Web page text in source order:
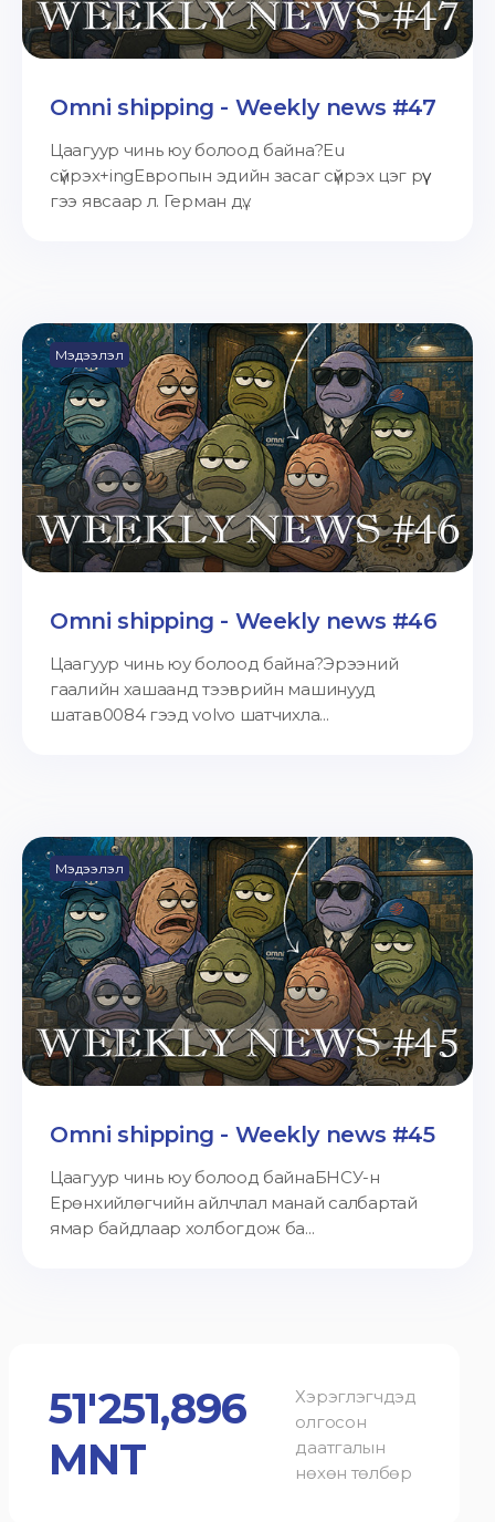
Omni shipping - Weekly news #47
Цаагуур чинь юу болоод байна?Eu
сүйрэх+ingЕвропын эдийн засаг сүйрэх цэг рүү
гээ явсаар л. Герман дү...
Мэдээлэл
Omni shipping - Weekly news #46
Цаагуур чинь юу болоод байна?Эрээний
гаалийн хашаанд тээврийн машинууд
шатав0084 гээд volvo шатчихла...
Мэдээлэл
Omni shipping - Weekly news #45
Цаагуур чинь юу болоод байнаБНСУ-н
Ерөнхийлөгчийн айлчлал манай салбартай
ямар байдлаар холбогдож ба...
51'251,896
MNT
Хэрэглэгчдэд
олгосон
даатгалын
нөхөн төлбөр